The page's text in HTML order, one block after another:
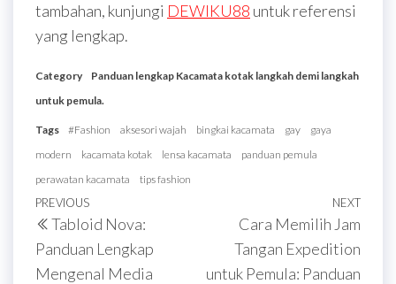
tambahan, kunjungi DEWIKU88 untuk referensi
yang lengkap.
Category
Panduan lengkap Kacamata kotak langkah demi langkah
untuk pemula.
Tags #Fashion aksesori wajah bingkai kacamata gay
gaya
modern
kacamata kotak lensa kacamata
panduan pemula
perawatan kacamata
tips fashion
Post
navigation
Previous
Post
PREVIOUS
Tabloid Nova:
Panduan Lengkap
Mengenal Media
Next
NEXT
Cara Memilih Jam
Tangan Expedition
untuk Pemula: Panduan